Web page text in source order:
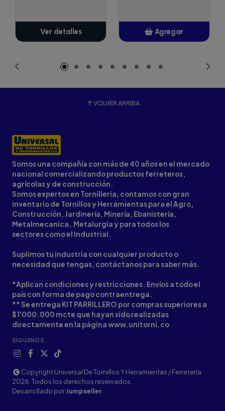
Ver detalles Agregar
VOLVER ARRIBA
Somos una compañía con más de 40 años en el mercado
nacional comercializando productos ferreteros,
agrícolas y de construcción.
Somos expertos en Tornilleria, contamos con gran
inventario de Tornillos y Herramientas para el Agro,
Construcción, Jardinería, Minería, Ebanistería,
Metalmecanica, Metalurgia y para todos los
sectores como el Industrial.
Suplimos tu industria con cualquier producto o
necesidad que tengas, contáctanos para saber más.
*Aplican condiciones y restricciones. Envíos a todo el
país con forma de pago contraentrega.
** Se entrega KIT PARRILLERO por compras superiores a
$1'000.000 mcte que hayan sido realizadas
directamente en la página www.unitorni.co
SÍGUENOS
Copyright Universal De Tornillos Y Herramientas / Ferretería
2026. Todos los derechos reservados.
Desarrollado porJumpseller